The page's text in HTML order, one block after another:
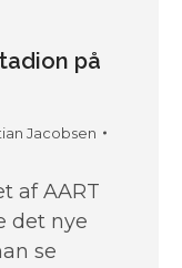
på
Jacobsen
af AART
det nye
se